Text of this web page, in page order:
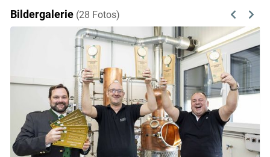
Bildergalerie (28 Fotos) Previous
Next